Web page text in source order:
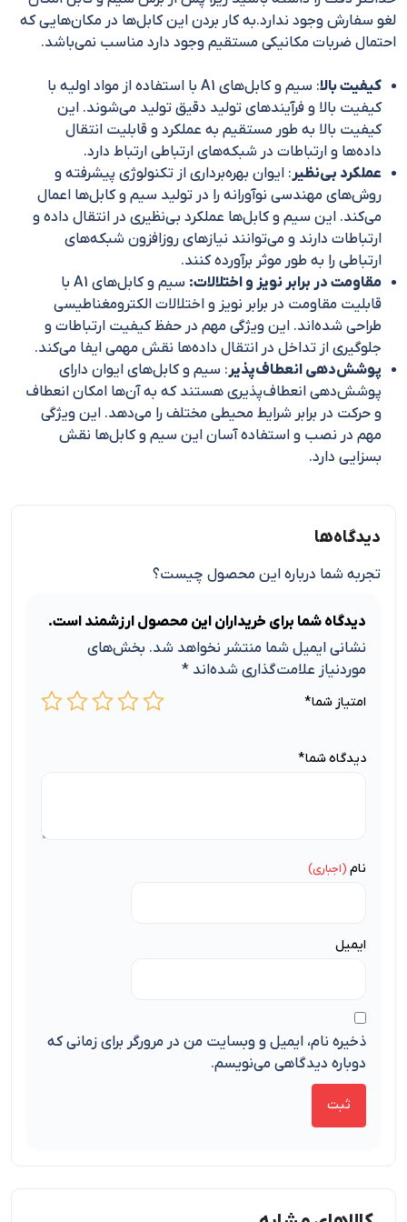
لغو سفارش وجود ندارد.به کار بردن این کابل‌ها در مکان‌هایی که
احتمال ضربات مکانیکی مستقیم وجود دارد مناسب نمی‌باشد.
کیفیت بالا
: سیم و کابل‌های A1 با استفاده از مواد اولیه با
کیفیت بالا و فرآیندهای تولید دقیق تولید می‌شوند. این
کیفیت بالا به طور مستقیم به عملکرد و قابلیت انتقال
داده‌ها و ارتباطات در شبکه‌های ارتباطی ارتباط دارد.
عملکرد بی‌نظیر: ایوان بهره‌برداری از تکنولوژی پیشرفته و
روش‌های مهندسی نوآورانه را در تولید سیم و کابل‌ها اعمال
می‌کند. این سیم و کابل‌ها عملکرد بی‌نظیری در انتقال داده و
ارتباطات دارند و می‌توانند نیازهای روزافزون شبکه‌های
ارتباطی را به طور موثر برآورده کنند.
مقاومت در برابر نویز و اختلالات:
سیم و کابل‌های A1 با
قابلیت مقاومت در برابر نویز و اختلالات الکترومغناطیسی
طراحی شده‌اند. این ویژگی مهم در حفظ کیفیت ارتباطات و
جلوگیری از تداخل در انتقال داده‌ها نقش مهمی ایفا می‌کند.
پوشش‌دهی انعطاف‌پذیر: سیم و کابل‌های ایوان دارای
پوشش‌دهی انعطاف‌پذیری هستند که به آن‌ها امکان انعطاف
و حرکت در برابر شرایط محیطی مختلف را می‌دهد. این ویژگی
مهم در نصب و استفاده آسان این سیم و کابل‌ها نقش
بسزایی دارد.
دیدگاه‌ها
تجربه شما درباره این محصول چیست؟
دیدگاه شما برای خریداران این محصول ارزشمند است.
نشانی ایمیل شما منتشر نخواهد شد. بخش‌های
موردنیاز علامت‌گذاری شده‌اند *
امتیاز شما*
دیدگاه شما*
نام
ایمیل
ذخیره نام، ایمیل و وبسایت من در مرورگر برای زمانی که
دوباره دیدگاهی می‌نویسم.